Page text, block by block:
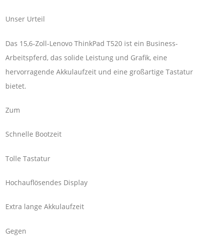
Unser Urteil
Das 15,6-Zoll-Lenovo ThinkPad T520 ist ein Business-
Arbeitspferd, das solide Leistung und Grafik, eine
hervorragende Akkulaufzeit und eine großartige Tastatur
bietet.
Zum
Schnelle Bootzeit
Tolle Tastatur
Hochauflösendes Display
Extra lange Akkulaufzeit
Gegen